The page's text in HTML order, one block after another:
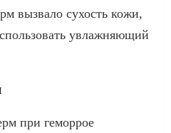
вызвало сухость кожи,
увлажняющий
при геморрое